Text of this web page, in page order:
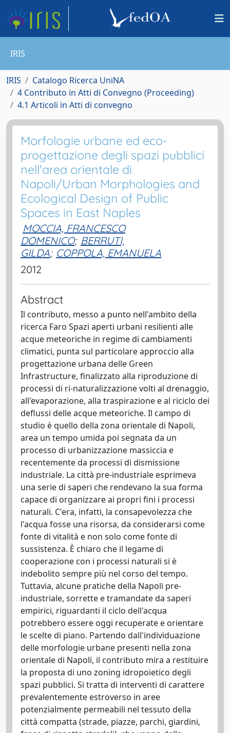
IRIS
IRIS
Catalogo Ricerca UniNA
4 Contributo in Atti di Convegno (Proceeding)
4.1 Articoli in Atti di convegno
Morfologie urbane ed eco-
progettazione degli spazi pubblici
nell'area orientale di
Napoli/Urban Morphologies and
Ecological Design of Public
Spaces in East Naples
MOCCIA, FRANCESCO
DOMENICO; BERRUTI,
GILDA; COPPOLA, EMANUELA
2012
Abstract
Il contributo, messo a punto nell'ambito della
ricerca Faro Spazi aperti urbani resilienti alle
acque meteoriche in regime di cambiamenti
climatici, punta sul particolare approccio alla
progettazione urbana delle Green
Infrastructure, finalizzato alla riproduzione di
processi di ri-naturalizzazione volti al drenaggio,
all'evaporazione, alla traspirazione e al riciclo dei
deflussi delle acque meteoriche. Il campo di
studio è quello della zona orientale di Napoli,
area un tempo umida poi segnata da un
processo di urbanizzazione massiccia e
recentemente da processi di dismissione
industriale. La città pre-industriale esprimeva
una serie di saperi che rendevano la sua forma
capace di organizzare ai propri fini i processi
naturali. C'era, infatti, la consapevolezza che
l'acqua fosse una risorsa, da considerarsi come
fonte di vitalità e non solo come fonte di
sussistenza. È chiaro che il legame di
cooperazione con i processi naturali si è
indebolito sempre più nel corso del tempo.
Tuttavia, alcune pratiche della Napoli pre-
industriale, sorrette e tramandate da saperi
empirici, riguardanti il ciclo dell'acqua
potrebbero essere oggi recuperate e orientare
le scelte di piano. Partendo dall'individuazione
delle morfologie urbane presenti nella zona
orientale di Napoli, il contributo mira a restituire
la proposta di uno zoning idropoietico degli
spazi pubblici. Si tratta di interventi di carattere
prevalentemente estroverso in aree
potenzialmente permeabili nel tessuto della
città compatta (strade, piazze, parchi, giardini,